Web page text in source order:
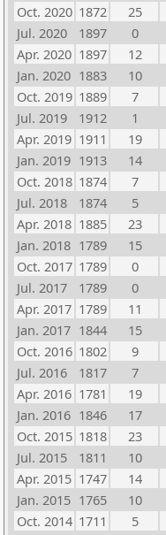
Oct. 2020 1872 25
Jul. 2020
1897 0
Apr. 2020 1897 12
Jan. 2020 1883 10
Oct. 2019 1889 7
Jul. 2019
1912 1
Apr. 2019 1911 19
Jan. 2019 1913 14
Oct. 2018 1874 7
Jul. 2018
1874 5
Apr. 2018 1885 23
Jan. 2018 1789 15
Oct. 2017 1789 0
Jul. 2017
1789 0
Apr. 2017 1789 11
Jan. 2017 1844 15
Oct. 2016 1802 9
Jul. 2016
1817 7
Apr. 2016 1781 19
Jan. 2016 1846 17
Oct. 2015 1818 23
Jul. 2015
1811 10
Apr. 2015 1747 14
Jan. 2015 1765 10
Oct. 2014 1711 5